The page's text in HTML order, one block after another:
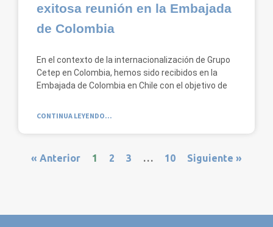
exitosa reunión en la Embajada
de Colombia
En el contexto de la internacionalización de Grupo
Cetep en Colombia, hemos sido recibidos en la
Embajada de Colombia en Chile con el objetivo de
CONTINUA LEYENDO...
« Anterior 1 2 3 … 10 Siguiente »